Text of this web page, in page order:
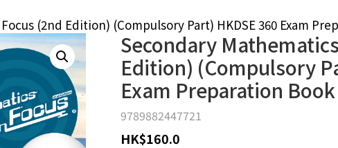
(2nd Edition) (Compulsory Part) HKDSE 360 Exam
Secondary
Edition) (Compulsory
Exam Preparation
9789882447721
HK$160.0